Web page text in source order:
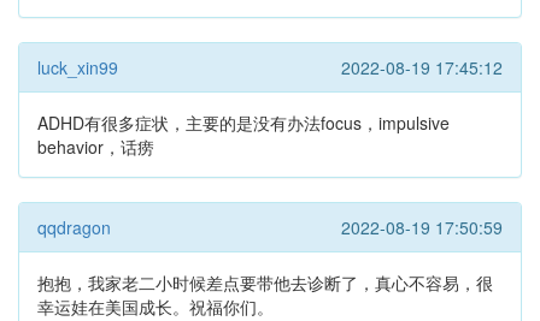
luck_xin99 2022-08-19 17:45:12
ADHD有很多症状，主要的是没有办法focus，impulsive
behavior，话痨
qqdragon 2022-08-19 17:50:59
抱抱，我家老二小时候差点要带他去诊断了，真心不容易，很
幸运娃在美国成长。祝福你们。